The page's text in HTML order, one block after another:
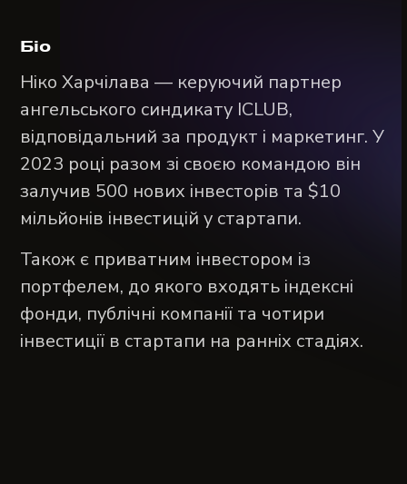
Біо
Ніко Харчілава — керуючий партнер
ангельського синдикату ICLUB,
відповідальний за продукт і маркетинг. У
2023 році разом зі своєю командою він
залучив 500 нових інвесторів та $10
мільйонів інвестицій у стартапи.
Також є приватним інвестором із
портфелем, до якого входять індексні
фонди, публічні компанії та чотири
інвестиції в стартапи на ранніх стадіях.